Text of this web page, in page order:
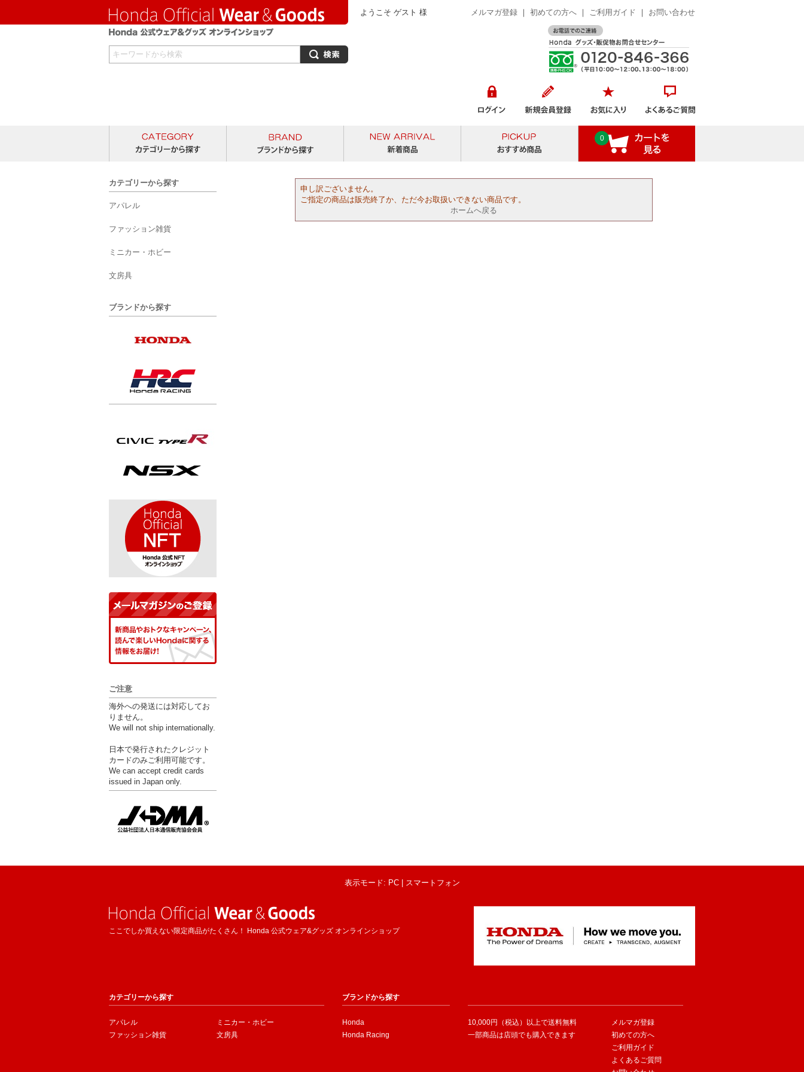
ようこそ ゲスト 様 メルマガ登録 ｜ 初めての方へ ｜ ご利用ガイド ｜ お問い合わせ
おすすめ商品
0
申し訳ございません。
ご指定の商品は販売終了か、ただ今お取扱いできない商品です。
ホームへ戻る
カテゴリーから探す
アパレル
ファッション雑貨
ミニカー・ホビー
文房具
ブランドから探す
ご注意
海外への発送には対応してお
りません。
We will not ship internationally.
日本で発行されたクレジット
カードのみご利用可能です。
We can accept credit cards
issued in Japan only.
表示モード: PC | スマートフォン
ここでしか買えない限定商品がたくさん！ Honda 公式ウェア&グッズ オンラインショップ
カテゴリーから探す
アパレル
ファッション雑貨
ミニカー・ホビー
文房具
ブランドから探す
Honda
Honda Racing
10,000円（税込）以上で送料無料
一部商品は店頭でも購入できます
メルマガ登録
初めての方へ
ご利用ガイド
よくあるご質問